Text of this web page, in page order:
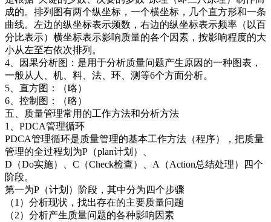
成的。排列图有两个纵坐标，一个横坐标，几个直方形和一条
曲线。左边的纵坐标表示频数，右边的纵坐标表示频率（以百
分比表示）横坐标表示影响质量的各个因素，按影响程度的大
小从左至右依次排列。
4、因果分析图：是用于分析质量问题产生原因的一种图表，
一般从人、机、料、法、环、测等6个方面分析。
5、直方图：（略）
6、控制图：（略）
五、质量管理常用的工作方法和分析方法
1、PDCA管理循环
PDCA管理循环是质量管理的基本工作方法（程序），把质量
管理的全过程划为P（plan计划）、
D（Do实施）、C（Check检查）、A（Action总结处理）四个
阶段。
第一为P（计划）阶段，其中分为四个步骤
（1）分析现状，找出存在的主要质量问题
（2）分析产生质量问题的各种影响因素